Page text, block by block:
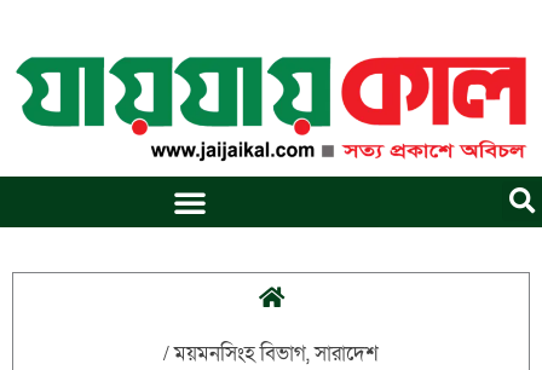
content
/ময়মনসিংহ বিভাগ,সারাদেশ